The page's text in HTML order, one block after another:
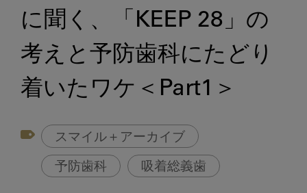
に聞く、「KEEP 28」の
考えと予防歯科にたどり
着いたワケ＜Part1＞
スマイル＋アーカイブ
予防歯科 吸着総義歯